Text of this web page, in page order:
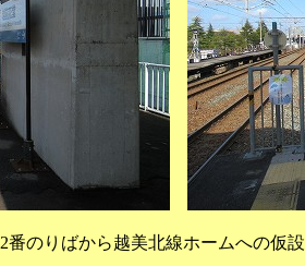
2番のりばから越美北線ホームへの仮設